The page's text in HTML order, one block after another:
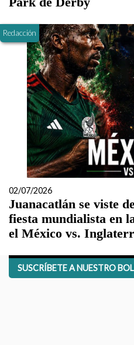
Redacción
02/07/2026
Juanacatlán se viste
fiesta mundialista en
el México vs.
SUSCRÍBETE A NUESTRO